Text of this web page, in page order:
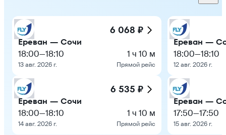
6 068 ₽
Ереван — Сочи
18:00—18:10
13 авг. 2026 г.
1 ч 10 м
Прямой рейс
6 535 ₽
Ереван — Сочи
18:00—18:10
14 авг. 2026 г.
1 ч 10 м
Прямой рейс
Ереван —
18:00—18:10
12 авг. 2026 г.
Ереван —
17:50—17:50
15 авг. 2026 г.